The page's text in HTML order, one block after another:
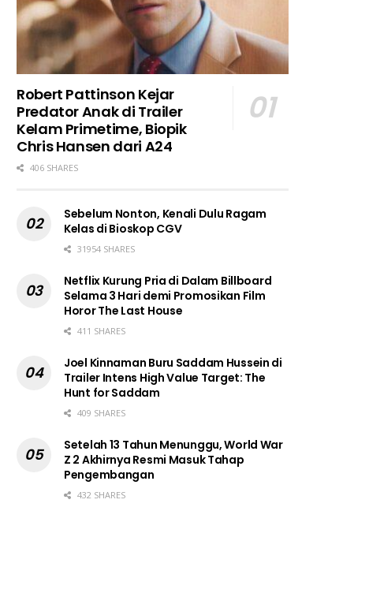
Robert Pattinson Kejar
Predator Anak di Trailer
Kelam Primetime, Biopik
Chris Hansen dari A24
406 SHARES
Sebelum Nonton, Kenali Dulu Ragam
Kelas di Bioskop CGV
31954 SHARES
Netflix Kurung Pria di Dalam Billboard
Selama 3 Hari demi Promosikan Film
Horor The Last House
411 SHARES
Joel Kinnaman Buru Saddam Hussein di
Trailer Intens High Value Target: The
Hunt for Saddam
409 SHARES
Setelah 13 Tahun Menunggu, World War
Z 2 Akhirnya Resmi Masuk Tahap
Pengembangan
432 SHARES